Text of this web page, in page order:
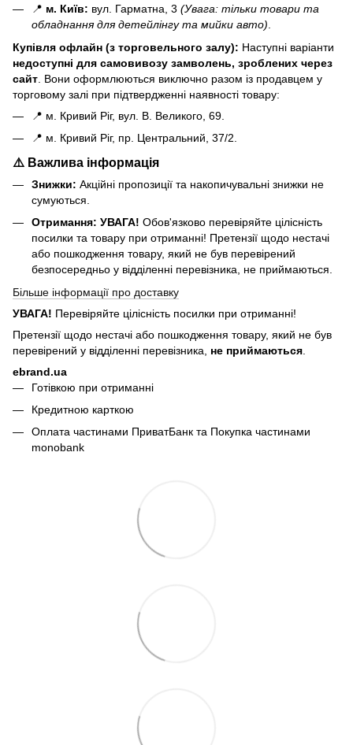
📍 м. Київ: вул. Гарматна, 3 (Увага: тільки товари та
обладнання для детейлінгу та мийки авто).
Купівля офлайн (з торговельного залу): Наступні варіанти
недоступні для самовивозу замволень, зроблених через
сайт . Вони оформлюються виключно разом із продавцем у
торговому залі при підтвердженні наявності товару:
📍 м. Кривий Ріг, вул. В. Великого, 69.
📍 м. Кривий Ріг, пр. Центральний, 37/2.
⚠️ Важлива інформація
Знижки: Акційні пропозиції та накопичувальні знижки не
сумуються.
Отримання: УВАГА! Обов'язково перевіряйте цілісність
посилки та товару при отриманні! Претензії щодо нестачі
або пошкодження товару, який не був перевірений
безпосередньо у відділенні перевізника, не приймаються.
Більше інформації про доставку
УВАГА! Перевіряйте цілісність посилки при отриманні!
Претензії щодо нестачі або пошкодження товару, який не був
перевірений у відділенні перевізника, не приймаються
ebrand.ua
Готівкою при отриманні
Кредитною карткою
Оплата частинами ПриватБанк та Покупка частинами
monobank